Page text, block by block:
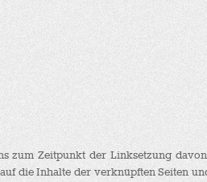
zum Zeitpunkt der Linksetzung
die Inhalte der verknüpften Seiten